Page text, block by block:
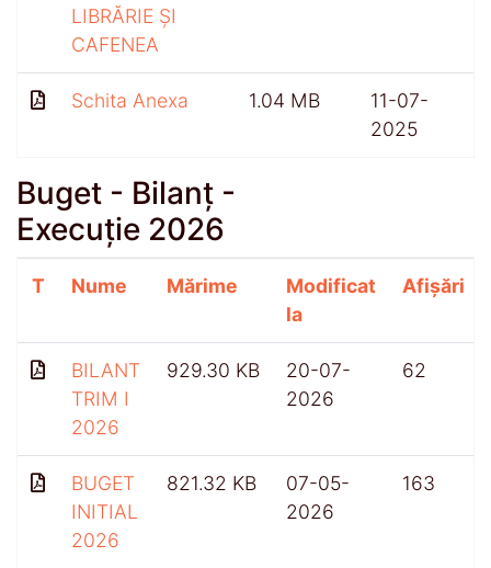
LIBRĂRIE ȘI
CAFENEA
Schita Anexa 1.04 MB
11-07-
2025
Buget - Bilanț -
Execuție 2026
T Nume Mărime
Modificat
la
Afișări
BILANT
TRIM I
2026
929.30 KB
20-07-
2026
62
BUGET
INITIAL
2026
821.32 KB
07-05-
2026
163